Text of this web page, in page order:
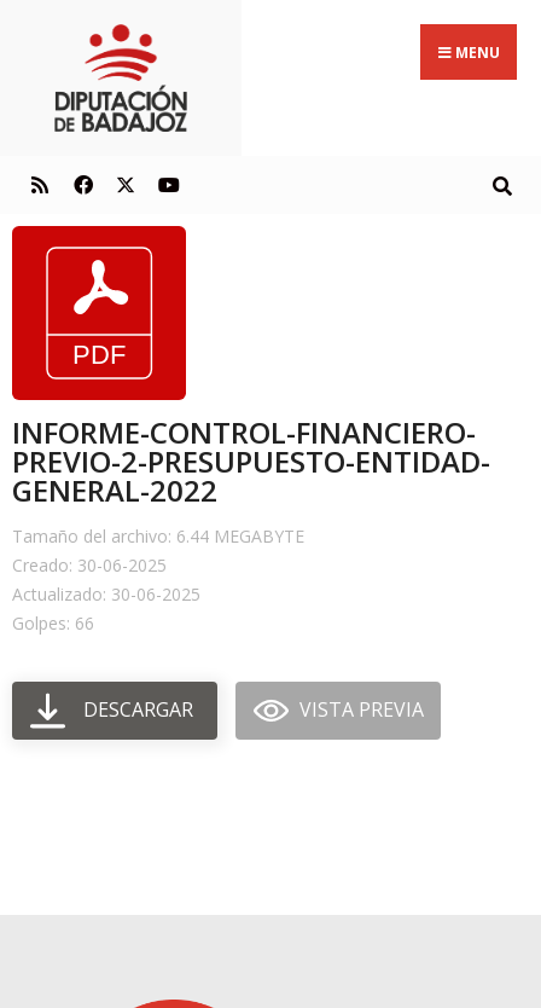
MENU
INFORME-CONTROL-FINANCIERO-
PREVIO-2-PRESUPUESTO-ENTIDAD-
GENERAL-2022
Tamaño del archivo: 6.44 MEGABYTE
Creado: 30-06-2025
Actualizado: 30-06-2025
Golpes: 66
DESCARGAR VISTA PREVIA